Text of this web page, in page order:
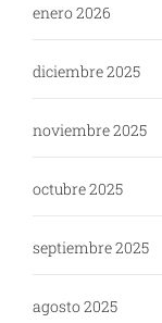
enero 2026
diciembre 2025
noviembre 2025
octubre 2025
septiembre 2025
agosto 2025